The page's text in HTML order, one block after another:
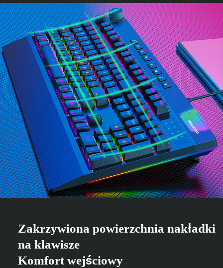
Zakrzywiona powierzchnia nakładki
na klawisze
Komfort wejściowy